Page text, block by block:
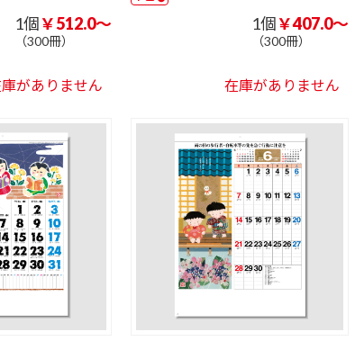
バー型
彫刻
円 101 ～ 200 円 201 円以上
彫刻
円
ユニフォーム型
彫刻 レーザーカット
円
スケジ
ル
イラスト入りス
ジャンボ文字 国内アート
スト 日本風景・庭園 外国風景・海 ペット・動物
写真 開運・格言
趣味
その他壁掛けカ
ト 和風イラスト 国内アート 日本風景・庭園
動物 花・ガーデン その他写真 健康・情報
1個￥512.0～
（300冊）
がありません
1個￥407.0～
（300冊）
在庫がありません